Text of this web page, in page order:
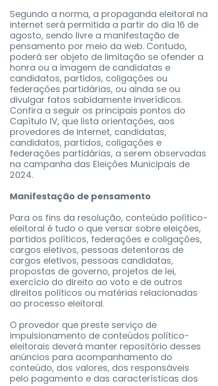
Segundo a norma, a propaganda eleitoral na
internet será permitida a partir do dia 16 de
agosto, sendo livre a manifestação de
pensamento por meio da web. Contudo,
poderá ser objeto de limitação se ofender a
honra ou a imagem de candidatas e
candidatos, partidos, coligações ou
federações partidárias, ou ainda se ou
divulgar fatos sabidamente inverídicos.
Confira a seguir os principais pontos do
Capítulo IV, que lista orientações, aos
provedores de internet, candidatas,
candidatos, partidos, coligações e
federações partidárias, a serem observadas
na campanha das Eleições Municipais de
2024.
Manifestação de pensamento
Para os fins da resolução, conteúdo político-
eleitoral é tudo o que versar sobre eleições,
partidos políticos, federações e coligações,
cargos eletivos, pessoas detentoras de
cargos eletivos, pessoas candidatas,
propostas de governo, projetos de lei,
exercício do direito ao voto e de outros
direitos políticos ou matérias relacionadas
ao processo eleitoral.
O provedor que preste serviço de
impulsionamento de conteúdos político-
eleitorais deverá manter repositório desses
anúncios para acompanhamento do
conteúdo, dos valores, dos responsáveis
pelo pagamento e das características dos